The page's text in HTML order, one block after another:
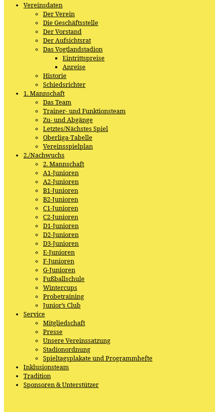
Vereinsdaten
Der Verein
Die Geschäftsstelle
Der Vorstand
Der Aufsichtsrat
Das Vogtlandstadion
Eintrittspreise
Anreise
Historie
Schiedsrichter
1. Mannschaft
Das Team
Trainer- und Funktionsteam
Zu- und Abgänge
Letztes/Nächstes Spiel
Oberliga-Tabelle
Vereinsspielplan
2./Nachwuchs
2. Mannschaft
A1-Junioren
A2-Junioren
B1-Junioren
B2-Junioren
C1-Junioren
C2-Junioren
D1-Junioren
D2-Junioren
D3-Junioren
E-Junioren
F-Junioren
G-Junioren
Fußballschule
Wintercups
Probetraining
Junior’s Club
Service
Mitgliedschaft
Presse
Unsere Vereinssatzung
Stadionordnung
Spieltagsplakate und Programmhefte
Inklusionsteam
Tradition
Sponsoren & Unterstützer